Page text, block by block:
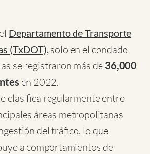
Departamento de Transporte
(TxDOT), solo en el condado
se registraron más de 36,000
en 2022.
clasifica regularmente entre
áreas metropolitanas
del tráfico, lo que
a comportamientos de